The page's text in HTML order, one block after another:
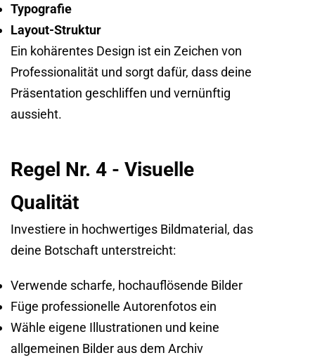
Typografie
Layout-Struktur
Ein kohärentes Design ist ein Zeichen von
Professionalität und sorgt dafür, dass deine
Präsentation geschliffen und vernünftig
aussieht.
Regel Nr. 4 - Visuelle
Qualität
Investiere in hochwertiges Bildmaterial, das
deine Botschaft unterstreicht:
Verwende scharfe, hochauflösende Bilder
Füge professionelle Autorenfotos ein
Wähle eigene Illustrationen und keine
allgemeinen Bilder aus dem Archiv